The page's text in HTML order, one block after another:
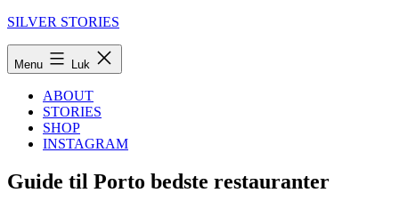
Fortsæt
SILVER STORIES
Menu Luk
ABOUT
STORIES
SHOP
INSTAGRAM
Guide til Porto bedste restauranter